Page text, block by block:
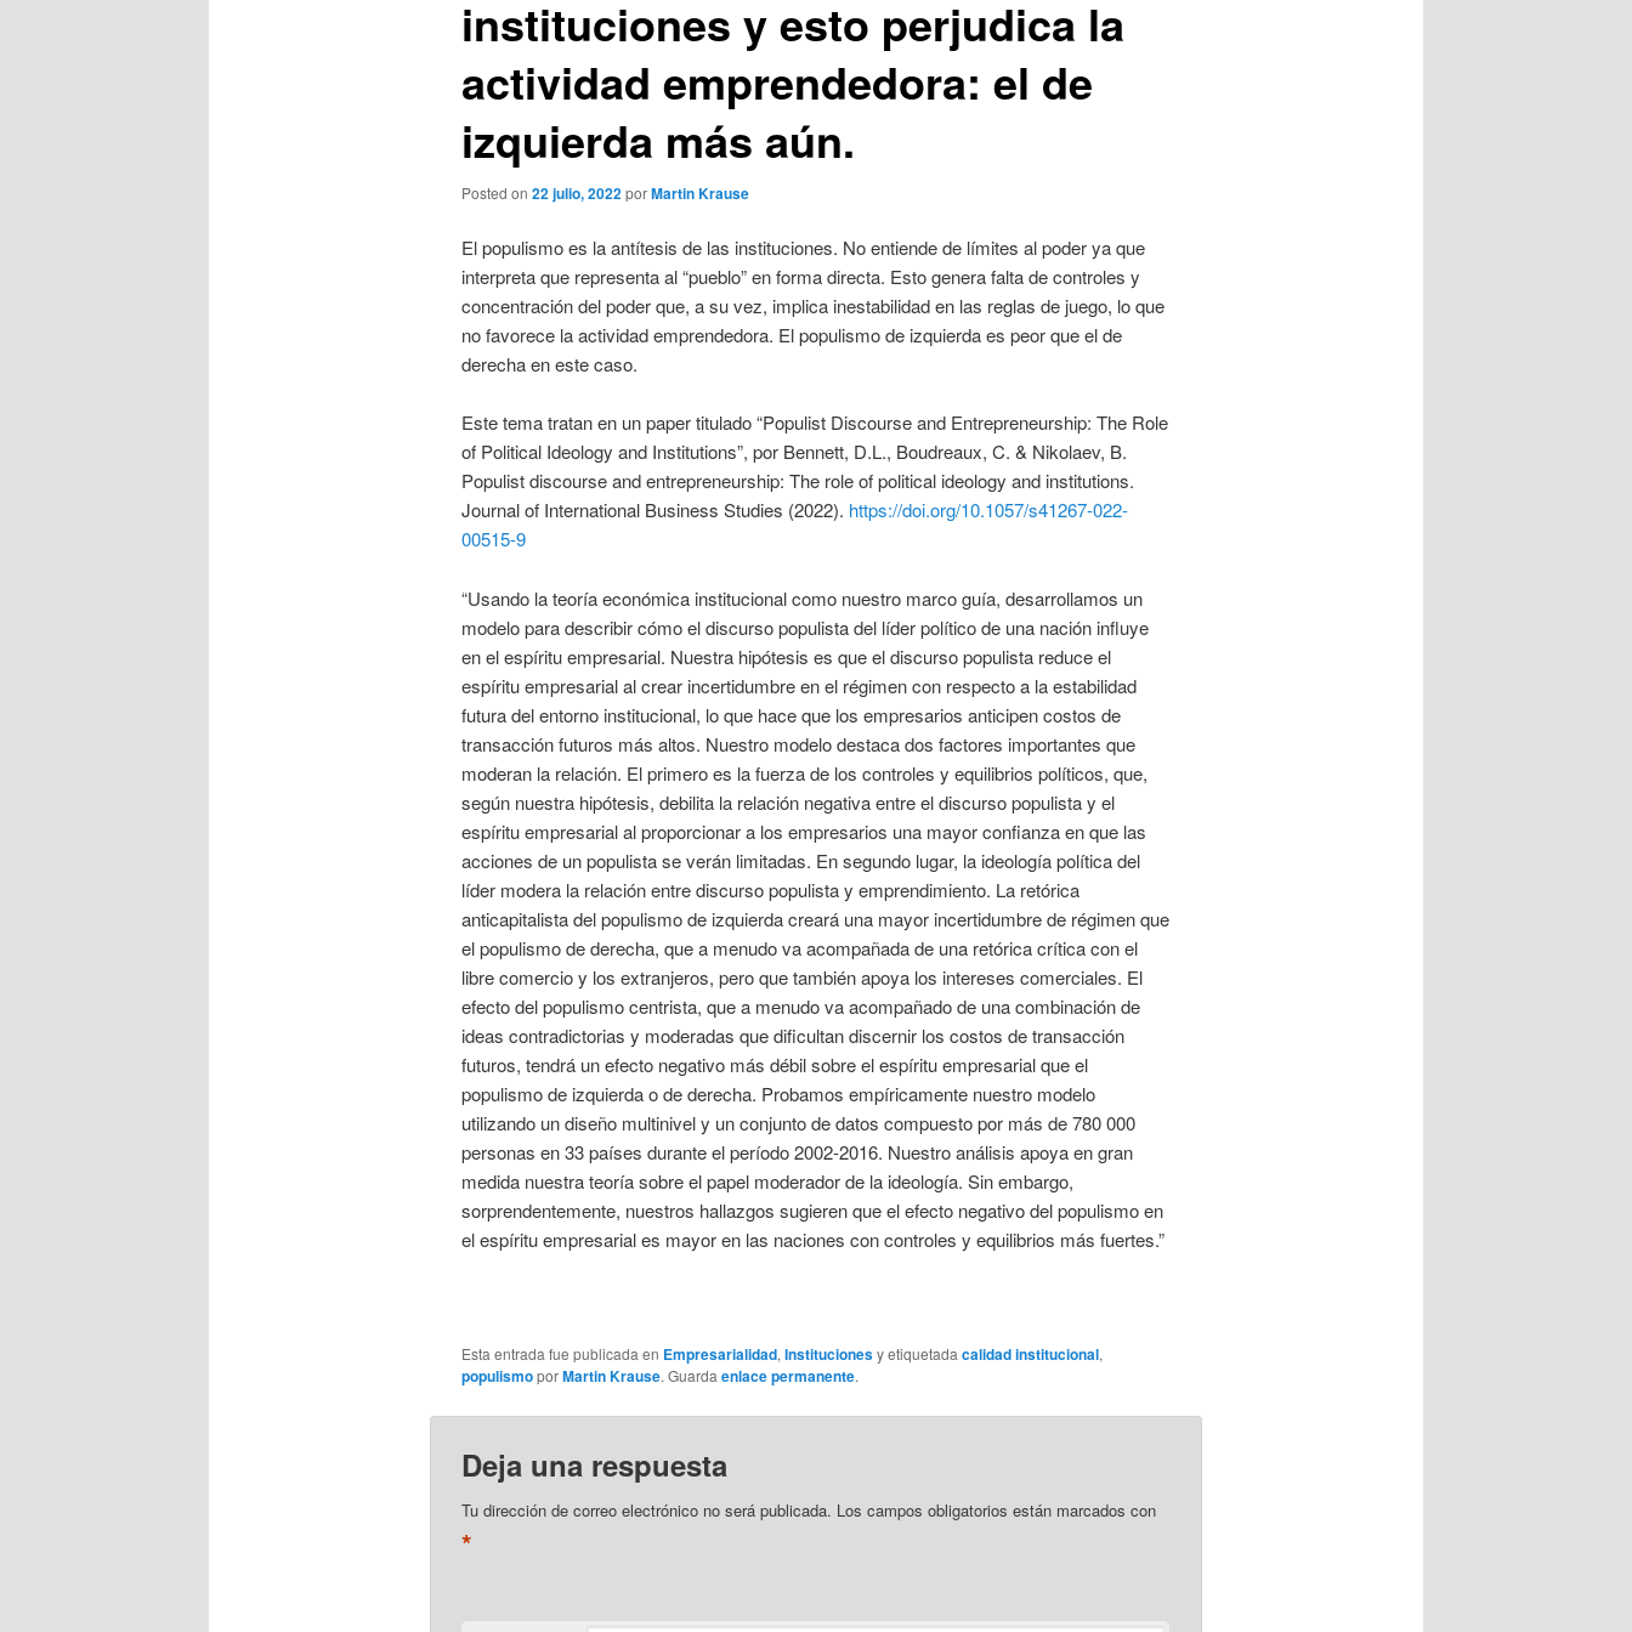
instituciones y esto perjudica la
actividad emprendedora: el de
izquierda más aún.
Posted on 22 julio, 2022porMartin Krause
El populismo es la antítesis de las instituciones. No entiende de límites al poder ya que
interpreta que representa al “pueblo” en forma directa. Esto genera falta de controles y
concentración del poder que, a su vez, implica inestabilidad en las reglas de juego, lo que
no favorece la actividad emprendedora. El populismo de izquierda es peor que el de
derecha en este caso.
Este tema tratan en un paper titulado “Populist Discourse and Entrepreneurship: The Role
of Political Ideology and Institutions”, por Bennett, D.L., Boudreaux, C. & Nikolaev, B.
Populist discourse and entrepreneurship: The role of political ideology and institutions.
Journal of International Business Studies (2022). https://doi.org/10.1057/s41267-022-
00515-9
“Usando la teoría económica institucional como nuestro marco guía, desarrollamos un
modelo para describir cómo el discurso populista del líder político de una nación influye
en el espíritu empresarial. Nuestra hipótesis es que el discurso populista reduce el
espíritu empresarial al crear incertidumbre en el régimen con respecto a la estabilidad
futura del entorno institucional, lo que hace que los empresarios anticipen costos de
transacción futuros más altos. Nuestro modelo destaca dos factores importantes que
moderan la relación. El primero es la fuerza de los controles y equilibrios políticos, que,
según nuestra hipótesis, debilita la relación negativa entre el discurso populista y el
espíritu empresarial al proporcionar a los empresarios una mayor confianza en que las
acciones de un populista se verán limitadas. En segundo lugar, la ideología política del
líder modera la relación entre discurso populista y emprendimiento. La retórica
anticapitalista del populismo de izquierda creará una mayor incertidumbre de régimen que
el populismo de derecha, que a menudo va acompañada de una retórica crítica con el
libre comercio y los extranjeros, pero que también apoya los intereses comerciales. El
efecto del populismo centrista, que a menudo va acompañado de una combinación de
ideas contradictorias y moderadas que dificultan discernir los costos de transacción
futuros, tendrá un efecto negativo más débil sobre el espíritu empresarial que el
populismo de izquierda o de derecha. Probamos empíricamente nuestro modelo
utilizando un diseño multinivel y un conjunto de datos compuesto por más de 780 000
personas en 33 países durante el período 2002-2016. Nuestro análisis apoya en gran
medida nuestra teoría sobre el papel moderador de la ideología. Sin embargo,
sorprendentemente, nuestros hallazgos sugieren que el efecto negativo del populismo en
el espíritu empresarial es mayor en las naciones con controles y equilibrios más fuertes.”
Esta entrada fue publicada en Empresarialidad, Institucionesy etiquetada calidad institucional,
populismoporMartin Krause. Guarda enlace permanente.
Deja una respuesta
Tu dirección de correo electrónico no será publicada. Los campos obligatorios están marcados con
*